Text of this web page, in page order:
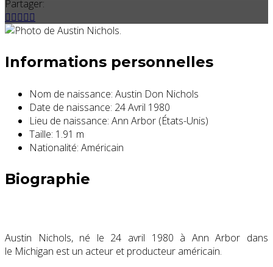
Partager:
Informations personnelles
Nom de naissance: Austin Don Nichols
Date de naissance: 24 Avril 1980
Lieu de naissance: Ann Arbor (États-Unis)
Taille: 1.91 m
Nationalité: Américain
Biographie
Austin Nichols, né le 24 avril 1980 à Ann Arbor dans
le Michigan est un acteur et producteur américain.